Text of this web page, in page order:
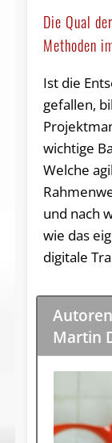
Die Qual
Methoden
Ist die
gefallen,
wichtige
Welche
und nach
wie das
digitale
Martin